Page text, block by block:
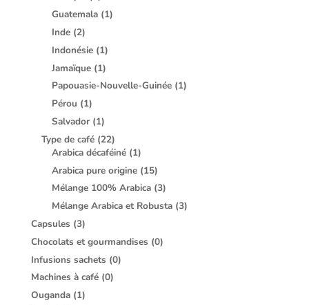
Guatemala (1)
Inde (2)
Indonésie (1)
Jamaïque (1)
Papouasie-Nouvelle-Guinée (1)
Pérou (1)
Salvador (1)
Type de café (22)
Arabica décaféiné (1)
Arabica pure origine (15)
Mélange 100% Arabica (3)
Mélange Arabica et Robusta (3)
Capsules (3)
Chocolats et gourmandises (0)
Infusions sachets (0)
Machines à café (0)
Ouganda (1)